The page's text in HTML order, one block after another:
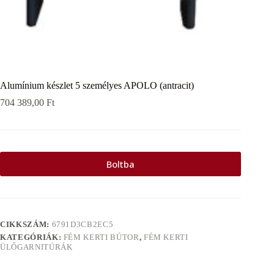
Alumínium készlet 5 személyes APOLO (antracit)
704 389,00 Ft
Boltba
CIKKSZÁM: 6791D3CB2EC5
KATEGÓRIÁK: FÉM KERTI BÚTOR , FÉM KERTI
ÜLŐGARNITÚRÁK